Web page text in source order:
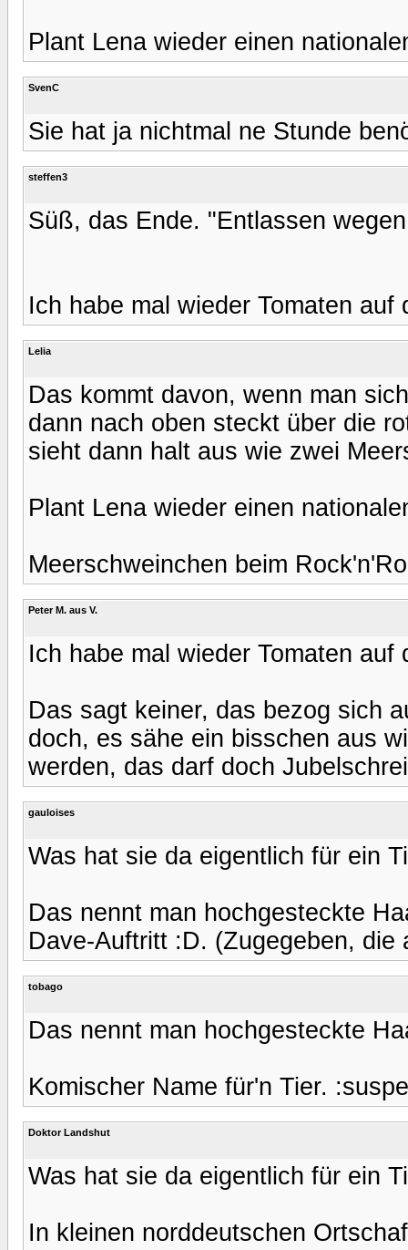
Plant Lena wieder einen
SvenC
Sie hat ja nichtmal ne Stunde
steffen3
Süß, das Ende. "Entlassen
Ich habe mal wieder Tomaten
Lelia
Das kommt davon, wenn man
dann nach oben steckt über die
sieht dann halt aus wie zwei
Plant Lena wieder einen
Meerschweinchen beim
Peter M. aus V.
Ich habe mal wieder Tomaten
Das sagt keiner, das bezog sich
doch, es sähe ein bisschen aus
werden, das darf doch
gauloises
Was hat sie da eigentlich für ein
Das nennt man hochgesteckte
Dave-Auftritt :D. (Zugegeben,
tobago
Das nennt man hochgesteckte
Komischer Name für'n Tier.
Doktor Landshut
Was hat sie da eigentlich für ein
In kleinen norddeutschen